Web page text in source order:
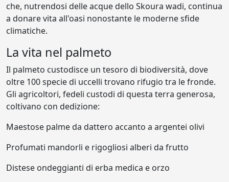
che, nutrendosi delle acque dello Skoura wadi, continua
a donare vita all'oasi nonostante le moderne sfide
climatiche.
La vita nel palmeto
Il palmeto custodisce un tesoro di biodiversità, dove
oltre 100 specie di uccelli trovano rifugio tra le fronde.
Gli agricoltori, fedeli custodi di questa terra generosa,
coltivano con dedizione:
Maestose palme da dattero accanto a argentei olivi
Profumati mandorli e rigogliosi alberi da frutto
Distese ondeggianti di erba medica e orzo